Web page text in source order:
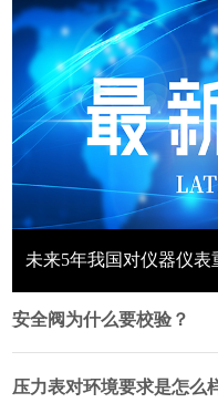
未来5年我国对仪器仪表
安全阀为什么要校验？
压力表对环境要求是怎么